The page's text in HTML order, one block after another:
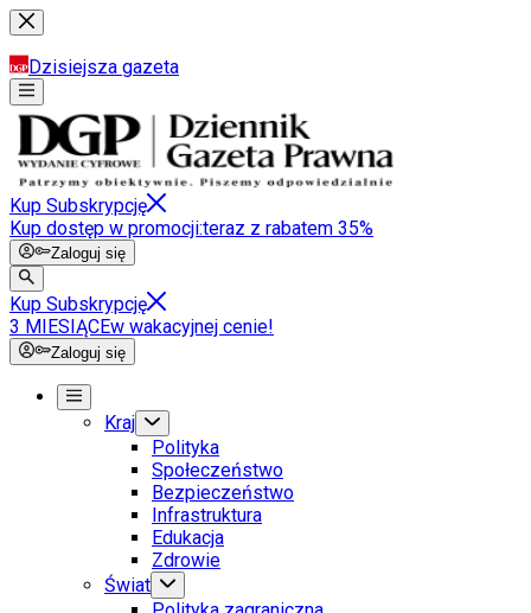
Dzisiejsza gazeta
Kup Subskrypcję
Kup dostęp w promocji:teraz z rabatem 35%
Zaloguj się
Kup Subskrypcję
3 MIESIĄCEw wakacyjnej cenie!
Zaloguj się
Kraj
Polityka
Społeczeństwo
Bezpieczeństwo
Infrastruktura
Edukacja
Zdrowie
Świat